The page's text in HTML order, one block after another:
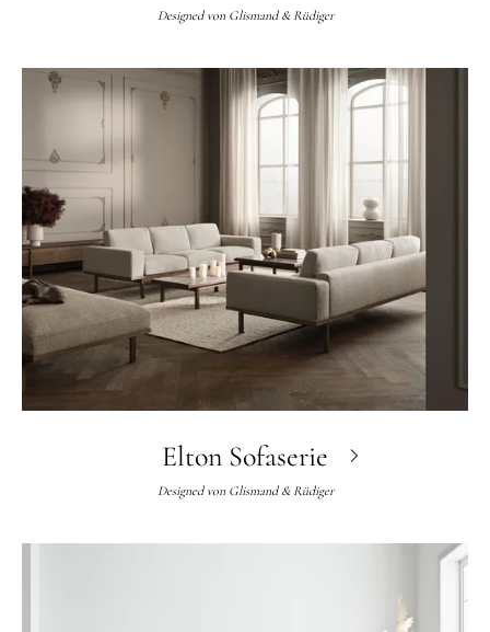
Designed von Glismand & Rüdiger
Elton Sofaserie
Designed von Glismand & Rüdiger